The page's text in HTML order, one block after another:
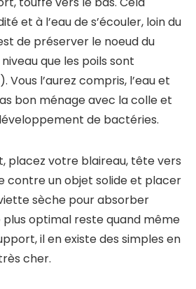
et à l’eau de s’écouler, loin du
de préserver le noeud du
que les poils sont
l’aurez compris, l’eau et
bon ménage avec la colle et
de bactéries.
placez votre blaireau, tête vers
contre un objet solide et placer
sèche pour absorber
plus optimal reste quand même
il en existe des simples en
cher.